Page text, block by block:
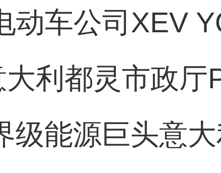
动车公司XEV
利都灵市政厅
级能源巨头意